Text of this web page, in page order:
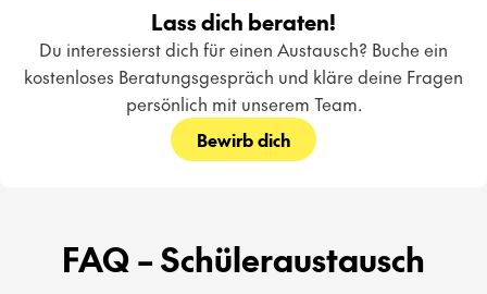
Lass dich beraten!
Du interessierst dich für einen Austausch? Buche ein
kostenloses Beratungsgespräch und kläre deine Fragen
persönlich mit unserem Team.
Bewirb dich
FAQ – Schüleraustausch